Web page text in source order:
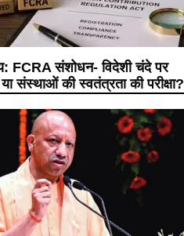
FCRA संशोधन- विदेशी चंदे पर
संस्थाओं की स्वतंत्रता की परीक्षा?